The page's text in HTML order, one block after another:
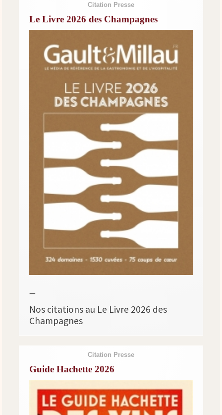
Citation Presse
Le Livre 2026 des Champagnes
—
Nos citations au Le Livre 2026 des
Champagnes
Citation Presse
Guide Hachette 2026